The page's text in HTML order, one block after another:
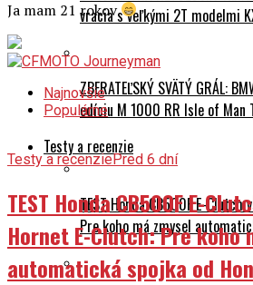
vracia s veľkými 2T modelmi
ZBERATEĽSKÝ SVÄTÝ GRÁL:
edíciu M 1000 RR Isle of Man
Testy a recenzie
TEST Honda CB500F E-Clutch
Pre koho má zmysel
Ja mam 21 rokov
Najnovšie
Populárne
Testy a recenziePred 6 dní
TEST Honda CB500F E-
Hornet E-Clutch: Pre koho
automatická spojka od